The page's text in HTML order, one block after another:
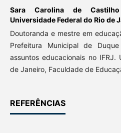
Sara Carolina de
Universidade Federal do Rio de
Doutoranda e mestre em
Prefeitura Municipal de
assuntos educacionais no IFRJ.
de Janeiro, Faculdade de
REFERÊNCIAS